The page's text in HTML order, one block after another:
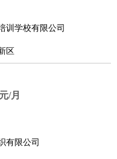
训学校有限公司
区
/月
有限公司